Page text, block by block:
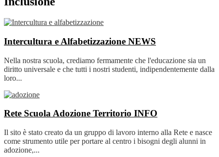
Intercultura e Alfabetizzazione NEWS
Nella nostra scuola, crediamo fermamente che l'educazione sia un
diritto universale e che tutti i nostri studenti, indipendentemente dalla
loro...
Rete Scuola Adozione Territorio INFO
Il sito è stato creato da un gruppo di lavoro interno alla Rete e nasce
come strumento utile per portare al centro i bisogni degli alunni in
adozione,...